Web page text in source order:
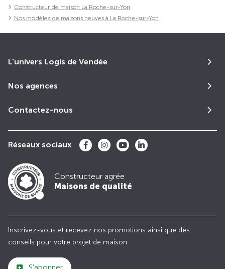
Constructeur de maison La Roche-sur-Yon
Nos modèles de maisons neuves à La Roche-sur-Yon
L'univers Logis de Vendée
Nos agences
Contactez-nous
Réseaux sociaux
Constructeur agrée
Maisons de qualité
Inscrivez-vous et recevez nos promotions ainsi que des
conseils pour votre projet de maison